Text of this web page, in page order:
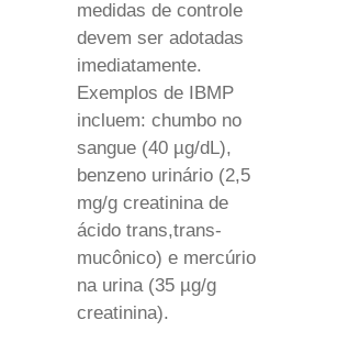
medidas de controle
devem ser adotadas
imediatamente.
Exemplos de IBMP
incluem: chumbo no
sangue (40 µg/dL),
benzeno urinário (2,5
mg/g creatinina de
ácido trans,trans-
mucônico) e mercúrio
na urina (35 µg/g
creatinina).